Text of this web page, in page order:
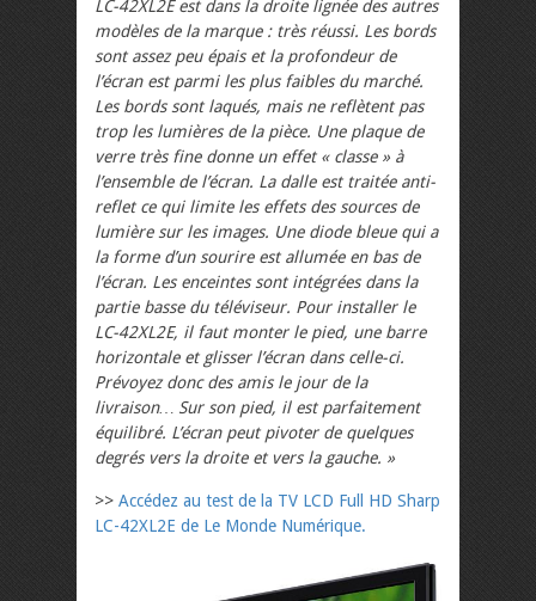
LC-42XL2E est dans la droite lignée des autres
modèles de la marque : très réussi. Les bords
sont assez peu épais et la profondeur de
l’écran est parmi les plus faibles du marché.
Les bords sont laqués, mais ne reflètent pas
trop les lumières de la pièce. Une plaque de
verre très fine donne un effet « classe » à
l’ensemble de l’écran. La dalle est traitée anti-
reflet ce qui limite les effets des sources de
lumière sur les images. Une diode bleue qui a
la forme d’un sourire est allumée en bas de
l’écran. Les enceintes sont intégrées dans la
partie basse du téléviseur. Pour installer le
LC-42XL2E, il faut monter le pied, une barre
horizontale et glisser l’écran dans celle-ci.
Prévoyez donc des amis le jour de la
livraison… Sur son pied, il est parfaitement
équilibré. L’écran peut pivoter de quelques
degrés vers la droite et vers la gauche. »
>> Accédez au test de la TV LCD Full HD Sharp
LC-42XL2E de Le Monde Numérique.